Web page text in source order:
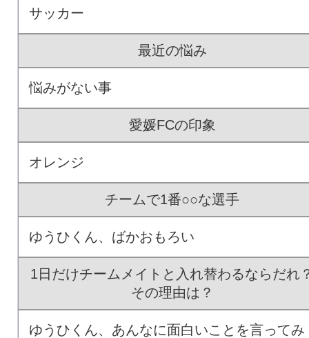
サッカー
最近の悩み
悩みがない事
愛媛FCの印象
オレンジ
チームで1番○○な選手
ゆうひくん、ばかおもろい
1日だけチームメイトと入れ替わるならだれ
その理由は？
ゆうひくん、あんなに面白いことを言ってみ